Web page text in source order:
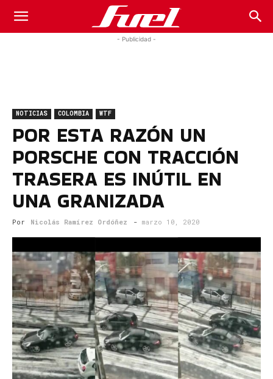
Fuel
Magazine
- Publicidad -
NOTICIAS COLOMBIA WTF
POR ESTA RAZÓN UN
PORSCHE CON TRACCIÓN
TRASERA ES INÚTIL EN
UNA GRANIZADA
Por Nicolás Ramírez Ordóñez - marzo 10, 2020